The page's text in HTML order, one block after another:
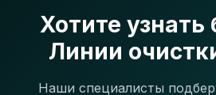
Хотите
Линии
Наши специалисты